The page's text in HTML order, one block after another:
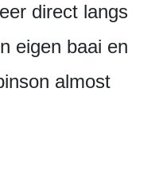
direct langs
eigen baai en
almost